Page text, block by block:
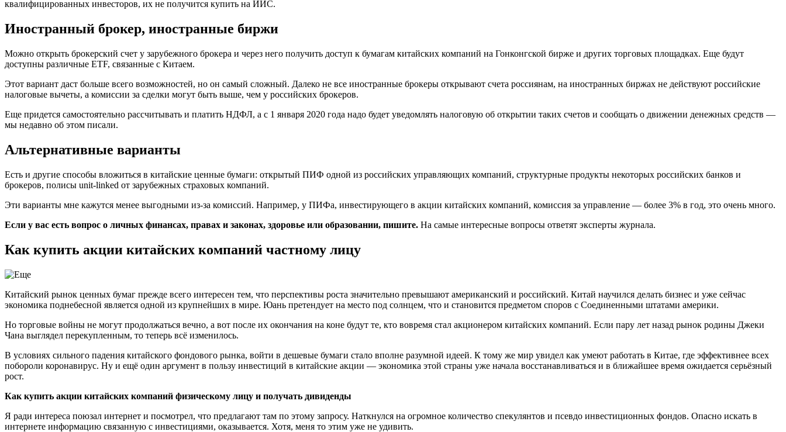
квалифицированных инвесторов, их не получится купить на ИИС.
Иностранный брокер, иностранные биржи
Можно открыть брокерский счет у зарубежного брокера и через него получить доступ к бумагам китайских компаний на Гонконгской бирже и других торговых площадках. Еще будут
доступны различные ETF, связанные с Китаем.
Этот вариант даст больше всего возможностей, но он самый сложный. Далеко не все иностранные брокеры открывают счета россиянам, на иностранных биржах не действуют российские
налоговые вычеты, а комиссии за сделки могут быть выше, чем у российских брокеров.
Еще придется самостоятельно рассчитывать и платить НДФЛ, а с 1 января 2020 года надо будет уведомлять налоговую об открытии таких счетов и сообщать о движении денежных средств —
мы недавно об этом писали.
Альтернативные варианты
Есть и другие способы вложиться в китайские ценные бумаги: открытый ПИФ одной из российских управляющих компаний, структурные продукты некоторых российских банков и
брокеров, полисы unit-linked от зарубежных страховых компаний.
Эти варианты мне кажутся менее выгодными из-за комиссий. Например, у ПИФа, инвестирующего в акции китайских компаний, комиссия за управление — более 3% в год, это очень много.
Если у вас есть вопрос о личных финансах, правах и законах, здоровье или образовании, пишите. На самые интересные вопросы ответят эксперты журнала.
Как купить акции китайских компаний частному лицу
Китайский рынок ценных бумаг прежде всего интересен тем, что перспективы роста значительно превышают американский и российский. Китай научился делать бизнес и уже сейчас
экономика поднебесной является одной из крупнейших в мире. Юань претендует на место под солнцем, что и становится предметом споров с Соединенными штатами америки.
Но торговые войны не могут продолжаться вечно, а вот после их окончания на коне будут те, кто вовремя стал акционером китайских компаний. Если пару лет назад рынок родины Джеки
Чана выглядел перекупленным, то теперь всё изменилось.
В условиях сильного падения китайского фондового рынка, войти в дешевые бумаги стало вполне разумной идеей. К тому же мир увидел как умеют работать в Китае, где эффективнее всех
побороли коронавирус. Ну и ещё один аргумент в пользу инвестиций в китайские акции — экономика этой страны уже начала восстанавливаться и в ближайшее время ожидается серьёзный
рост.
Как купить акции китайских компаний физическому лицу и получать дивиденды
Я ради интереса поюзал интернет и посмотрел, что предлагают там по этому запросу. Наткнулся на огромное количество спекулянтов и псевдо инвестиционных фондов. Опасно искать в
интернете информацию связанную с инвестициями, оказывается. Хотя, меня то этим уже не удивить.